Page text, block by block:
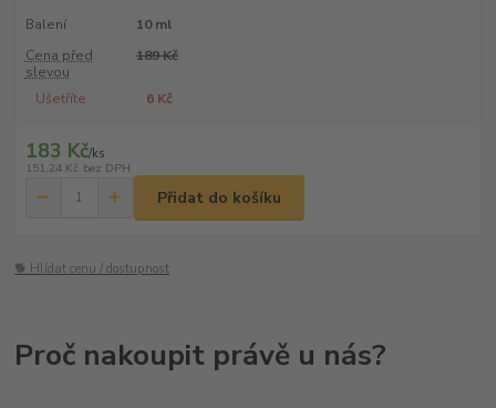
Balení
10 ml
Cena před
slevou
189 Kč
Ušetříte 6 Kč
183 Kč/ks
151,24 Kč bez DPH
Přidat do košíku
🐕 Hlídat cenu / dostupnost